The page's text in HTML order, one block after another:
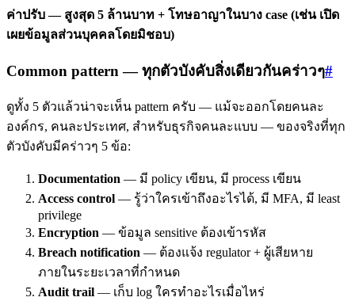
ค่าปรับ — สูงสุด 5 ล้านบาท + โทษอาญาในบาง case (เช่น เปิด
เผยข้อมูลส่วนบุคคลโดยมิชอบ)
Common pattern — ทุกตัวบังคับสิ่งเดียวกันคร่าวๆ#
ดูทั้ง 5 ตัวแล้วน่าจะเห็น pattern ครับ — แม้จะออกโดยคนละ
องค์กร, คนละประเทศ, สำหรับธุรกิจคนละแบบ — ของจริงที่ทุก
ตัวบังคับมีคร่าวๆ 5 ข้อ:
Documentation — มี policy เขียน, มี process เขียน
Access control — รู้ว่าใครเข้าถึงอะไรได้, มี MFA, มี least
privilege
Encryption — ข้อมูล sensitive ต้องเข้ารหัส
Breach notification — ต้องแจ้ง regulator + ผู้เสียหาย
ภายในระยะเวลาที่กำหนด
Audit trail — เก็บ log ใครทำอะไรเมื่อไหร่